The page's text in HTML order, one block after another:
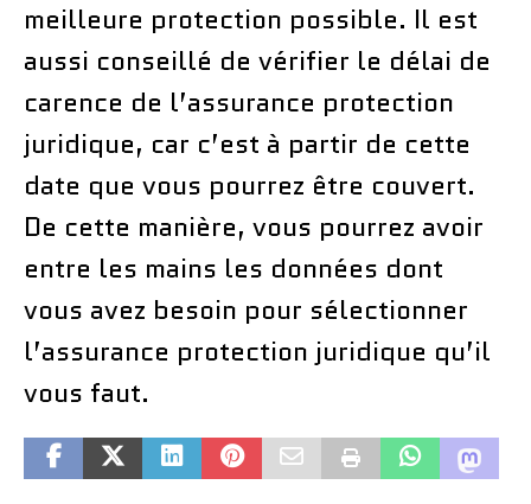
meilleure protection possible. Il est
aussi conseillé de vérifier le délai de
carence de l’assurance protection
juridique, car c’est à partir de cette
date que vous pourrez être couvert.
De cette manière, vous pourrez avoir
entre les mains les données dont
vous avez besoin pour sélectionner
l’assurance protection juridique qu’il
vous faut.